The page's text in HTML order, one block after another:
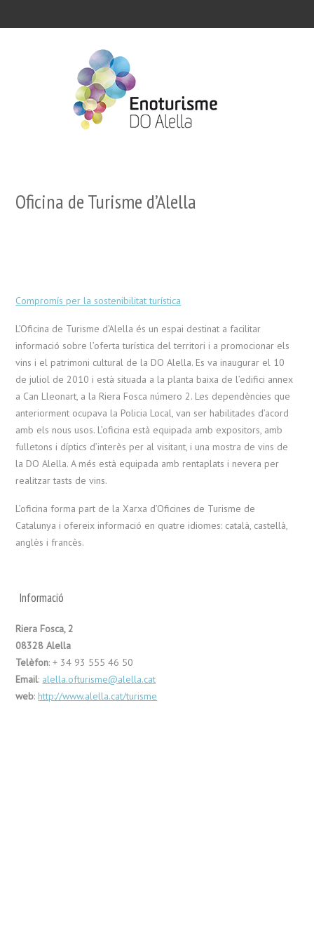
Oficina de Turisme d’Alella
Compromís per la sostenibilitat turística
L’Oficina de Turisme d’Alella és un espai destinat a facilitar
informació sobre l’oferta turística del territori i a promocionar els
vins i el patrimoni cultural de la DO Alella. Es va inaugurar el 10
de juliol de 2010 i està situada a la planta baixa de l’edifici annex
a Can Lleonart, a la Riera Fosca número 2. Les dependències que
anteriorment ocupava la Policia Local, van ser habilitades d’acord
amb els nous usos. L’oficina està equipada amb expositors, amb
fulletons i díptics d’interès per al visitant, i una mostra de vins de
la DO Alella. A més està equipada amb rentaplats i nevera per
realitzar tasts de vins.
L’oficina forma part de la Xarxa d’Oficines de Turisme de
Catalunya i ofereix informació en quatre idiomes: català, castellà,
anglès i francès.
Informació
Riera Fosca, 2
08328 Alella
Telèfon: + 34 93 555 46 50
Email: alella.ofturisme@alella.cat
web:http://www.alella.cat/turisme